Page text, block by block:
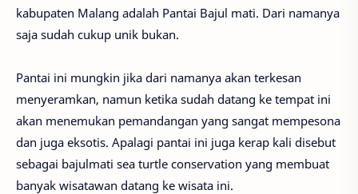
kabupaten Malang adalah Pantai Bajul mati. Dari namanya
saja sudah cukup unik bukan.
Pantai ini mungkin jika dari namanya akan terkesan
menyeramkan, namun ketika sudah datang ke tempat ini
akan menemukan pemandangan yang sangat mempesona
dan juga eksotis. Apalagi pantai ini juga kerap kali disebut
sebagai bajulmati sea turtle conservation yang membuat
banyak wisatawan datang ke wisata ini.